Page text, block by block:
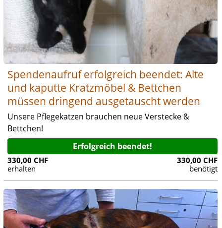
Spendenaufruf erfolgreich beendet: Alte
und kaputte Kratzmöbel & Bettchen
müssen dringend ausgetauscht werden
Unsere Pflegekatzen brauchen neue Verstecke &
Bettchen!
Erfolgreich beendet!
330,00 CHF
erhalten
330,00 CHF
benötigt